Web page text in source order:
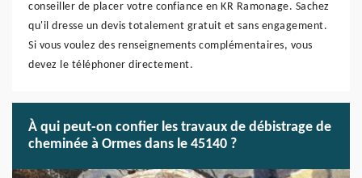
conseiller de placer votre confiance en KR Ramonage. Sachez
qu'il dresse un devis totalement gratuit et sans engagement.
Si vous voulez des renseignements complémentaires, vous
devez le téléphoner directement.
À qui peut-on confier les travaux de débistrage de
cheminée à Ormes dans le 45140 ?